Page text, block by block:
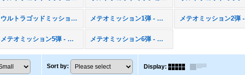
ウルトラゴッドミッション12弾 - UGM12 メテオミッション1弾 - MM1
メテオミッション5弾 - MM5 メテオミッション6弾 - MM6
Sort by: Display: